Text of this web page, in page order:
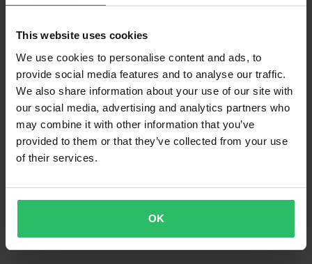
This website uses cookies
We use cookies to personalise content and ads, to
provide social media features and to analyse our traffic.
We also share information about your use of our site with
our social media, advertising and analytics partners who
may combine it with other information that you’ve
provided to them or that they’ve collected from your use
of their services.
OK